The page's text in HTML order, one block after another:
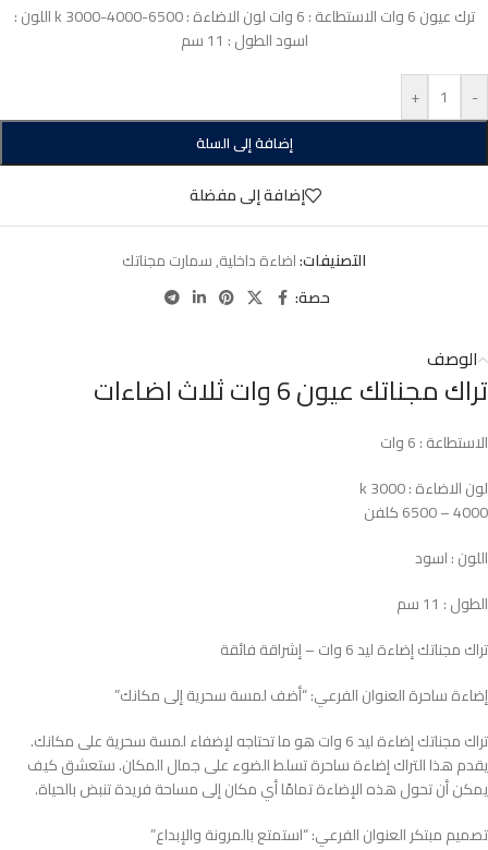
ترك عيون 6 وات الاستطاعة : 6 وات لون الاضاءة : 6500-4000-3000 k اللون :
اسود الطول : 11 سم
-
+
إضافة إلى السلة
إضافة إلى مفضلة
التصنيفات:اضاءة داخلية,سمارت مجناتك
حصة:
الوصف
تراك مجناتك عيون 6 وات ثلاث اضاءات
الاستطاعة : 6 وات
لون الاضاءة : 3000 k
4000 – 6500 كلفن
اللون : اسود
الطول : 11 سم
تراك مجناتك إضاءة ليد 6 وات – إشراقة فائقة
إضاءة ساحرة العنوان الفرعي: “أضف لمسة سحرية إلى مكانك”
تراك مجناتك إضاءة ليد 6 وات هو ما تحتاجه لإضفاء لمسة سحرية على مكانك.
يقدم هذا التراك إضاءة ساحرة تسلط الضوء على جمال المكان. ستعشق كيف
يمكن أن تحول هذه الإضاءة تمامًا أي مكان إلى مساحة فريدة تنبض بالحياة.
تصميم مبتكر العنوان الفرعي: “استمتع بالمرونة والإبداع”